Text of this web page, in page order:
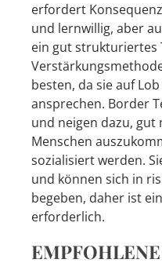
erfordert
und lernwillig, aber
ein gut strukturiertes
besten, da sie auf
ansprechen. Border
und neigen dazu,
Menschen
sozialisiert werden.
und können sich in
begeben, daher ist
erforderlich.